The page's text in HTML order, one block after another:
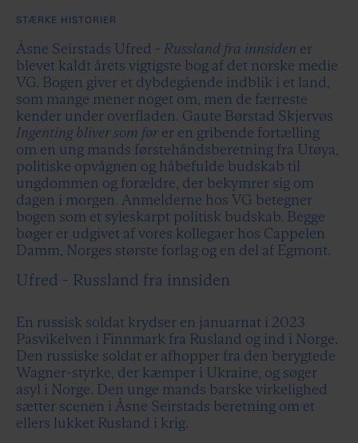
STÆRKE HISTORIER
Åsne Seirstads Ufred - Russland fra innsiden er
blevet kaldt årets vigtigste bog af det norske medie
VG. Bogen giver et dybdegående indblik i et land,
som mange mener noget om, men de færreste
kender under overfladen. Gaute Børstad Skjervøs
Ingenting bliver som før er en gribende fortælling
om en ung mands førstehåndsberetning fra Utøya,
politiske opvågnen og håbefulde budskab til
ungdommen og forældre, der bekymrer sig om
dagen i morgen. Anmelderne hos VG betegner
bogen som et syleskarpt politisk budskab. Begge
bøger er udgivet af vores kollegaer hos Cappelen
Damm, Norges største forlag og en del af Egmont.
Ufred - Russland fra innsiden
En russisk soldat krydser en januarnat i 2023
Pasvikelven i Finnmark fra Rusland og ind i Norge.
Den russiske soldat er afhopper fra den berygtede
Wagner-styrke, der kæmper i Ukraine, og søger
asyl i Norge. Den unge mands barske virkelighed
sætter scenen i Åsne Seirstads beretning om et
ellers lukket Rusland i krig.